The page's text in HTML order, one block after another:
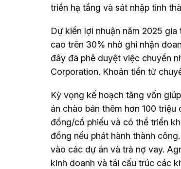
triển hạ tầng và sát nhập tỉnh
Dự kiến lợi nhuận năm 2025
cao trên 30% nhờ ghi nhận
đây đã phê duyệt việc chuyển
Corporation. Khoản tiền từ
Kỳ vọng kế hoạch tăng vốn
án chào bán thêm hơn 100
đồng/cổ phiếu và có thể triển
đồng nếu phát hành thành
vào các dự án và trả nợ vay.
kinh doanh và tái cấu trúc các